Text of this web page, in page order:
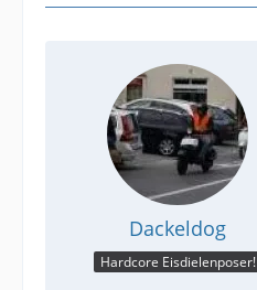
Dackeldog
Hardcore Eisdielenposer!